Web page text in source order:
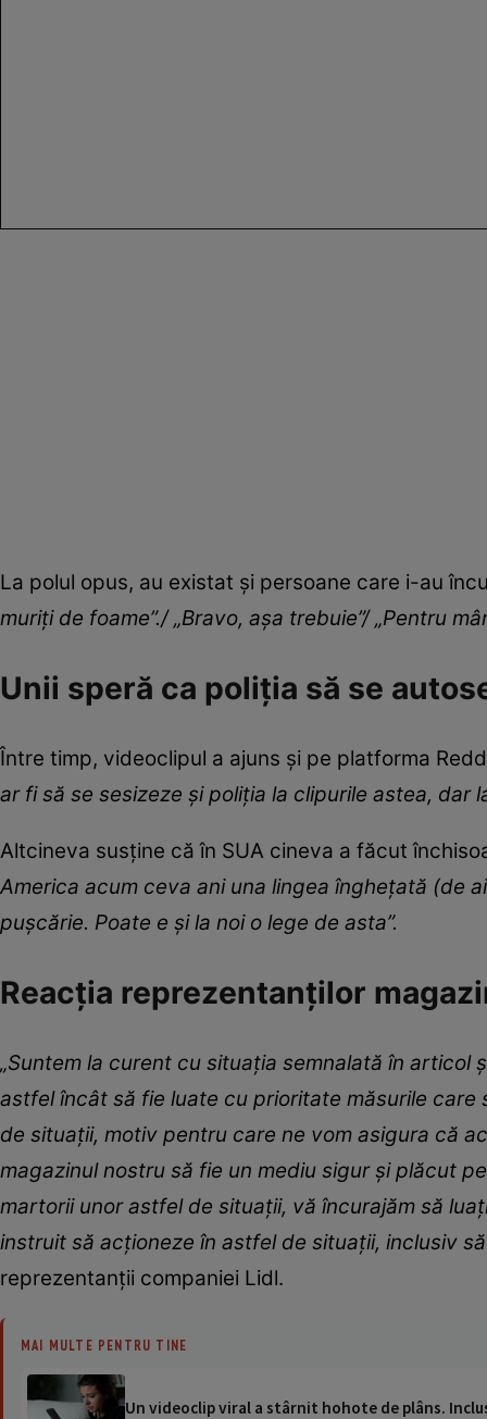
La polul opus, au existat și persoane care i-au
muriți de foame”./ „Bravo, așa trebuie”/ „Pentru
Unii speră ca poliția să se
Între timp, videoclipul a ajuns și pe platforma
ar fi să se sesizeze și poliția la clipurile astea, dar
Altcineva susține că în SUA cineva a făcut
America acum ceva ani una lingea înghețată (de
pușcărie. Poate e și la noi o lege de asta”.
Reacția reprezentanților
„Suntem la curent cu situația semnalată în articol
astfel încât să fie luate cu prioritate măsurile
de situații, motiv pentru care ne vom asigura că
magazinul nostru să fie un mediu sigur și plăcut
martorii unor astfel de situații, vă încurajăm să
instruit să acționeze în astfel de situații, inclusiv
reprezentanții companiei Lidl.
MAI MULTE PENTRU TINE
Un videoclip viral a stârnit hohote de plâns.